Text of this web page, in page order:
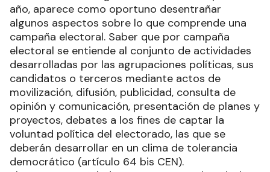
año, aparece como oportuno desentrañar
algunos aspectos sobre lo que comprende una
campaña electoral. Saber que por campaña
electoral se entiende al conjunto de actividades
desarrolladas por las agrupaciones políticas, sus
candidatos o terceros mediante actos de
movilización, difusión, publicidad, consulta de
opinión y comunicación, presentación de planes y
proyectos, debates a los fines de captar la
voluntad política del electorado, las que se
deberán desarrollar en un clima de tolerancia
democrático (artículo 64 bis CEN).